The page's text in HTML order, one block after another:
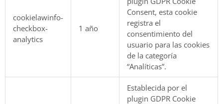
cookielawinfo-
checkbox-
analytics
1 año
Consent, esta cookie
registra el
consentimiento del
usuario para las cookies
de la categoría
“Analíticas”.
Establecida por el
plugin GDPR Cookie